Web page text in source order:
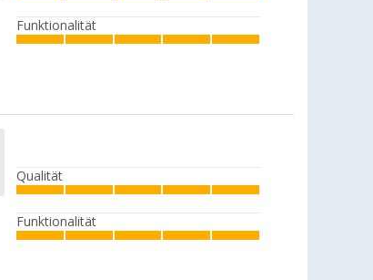
Funktionalität
Qualität
Funktionalität